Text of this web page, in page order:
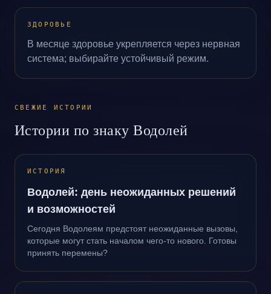
ЗДОРОВЬЕ
В месяце здоровье укрепляется через нервная
система; выбирайте устойчивый режим.
СВЕЖИЕ ИСТОРИИ
Истории по знаку Водолей
ИСТОРИЯ
Водолей: день неожиданных решений
и возможностей
Сегодня Водолеям предстоят неожиданные вызовы,
которые могут стать началом чего-то нового. Готовы
принять перемены?